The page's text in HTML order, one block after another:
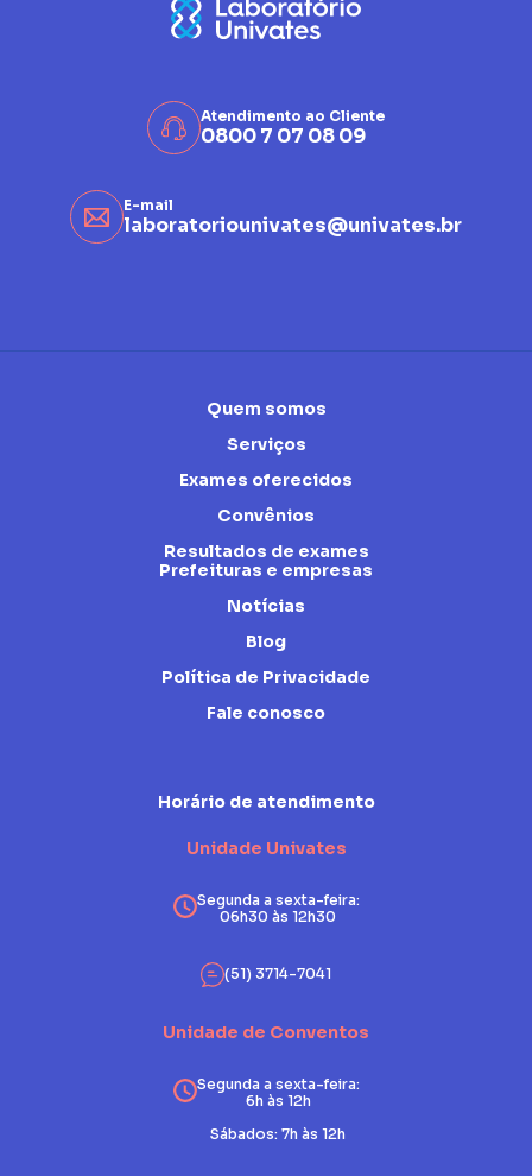
Atendimento ao Cliente
0800 7 07 08 09
E-mail
laboratoriounivates@univates.br
Quem somos
Serviços
Exames oferecidos
Convênios
Resultados de exames
Prefeituras e empresas
Notícias
Blog
Política de Privacidade
Fale conosco
Horário de atendimento
Unidade Univates
Segunda a sexta-feira:
06h30 às 12h30
(51) 3714-7041
Unidade de Conventos
Segunda a sexta-feira:
6h às 12h
Sábados: 7h às 12h